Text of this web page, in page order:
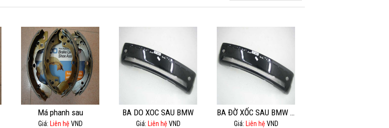
Má phanh sau
Giá: Liên hệ VND
BA DO XOC SAU BMW
Giá: Liên hệ VND
BA ĐỜ XỐC SAU BMW 525I
Giá: Liên hệ VND